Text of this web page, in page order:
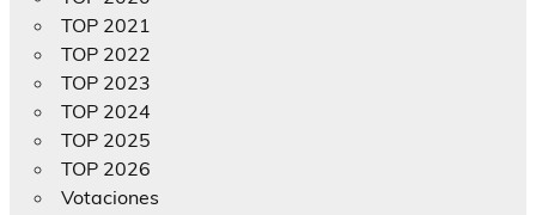
TOP 2021
TOP 2022
TOP 2023
TOP 2024
TOP 2025
TOP 2026
Votaciones